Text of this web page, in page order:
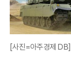
[사진=아주경제 DB]